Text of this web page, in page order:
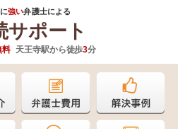
強い弁護士による
サポート
料 天王寺駅から徒歩3分